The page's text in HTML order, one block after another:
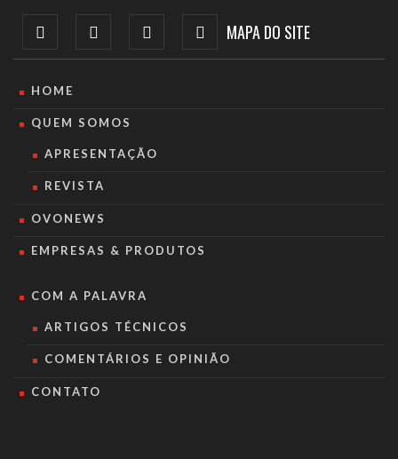
MAPA DO SITE
HOME
QUEM SOMOS
APRESENTAÇÃO
REVISTA
OVONEWS
EMPRESAS & PRODUTOS
COM A PALAVRA
ARTIGOS TÉCNICOS
COMENTÁRIOS E OPINIÃO
CONTATO